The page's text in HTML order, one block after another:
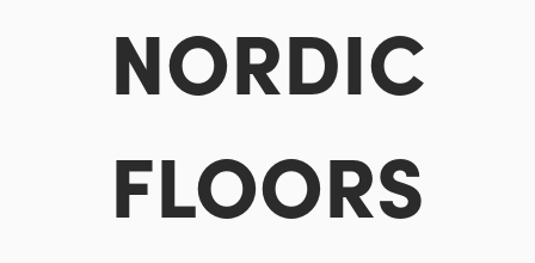
NORDIC
FLOORS